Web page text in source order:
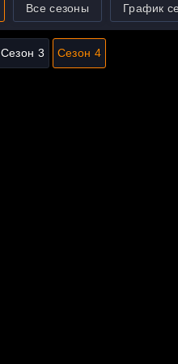
Все сезоны График
Сезон 3 Сезон 4